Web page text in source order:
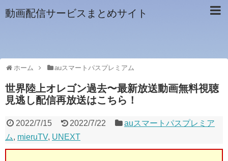
動画配信サービスまとめサイト
ホーム auスマートパスプレミアム
世界陸上オレゴン過去〜最新放送動画無料視聴
見逃し配信再放送はこちら！
2022/7/15 2022/7/22
auスマートパスプレミア
ム, mieruTV, UNEXT